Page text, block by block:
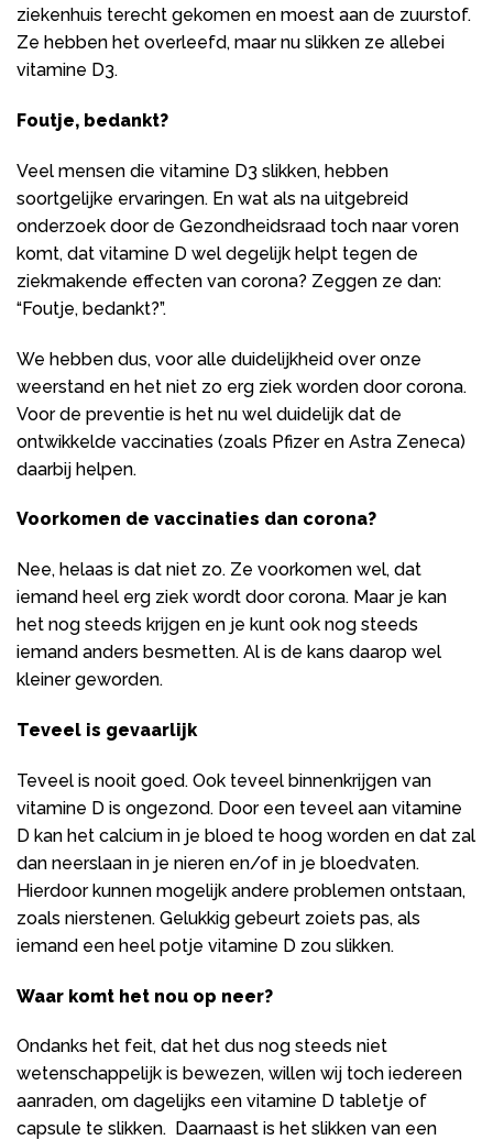
ziekenhuis terecht gekomen en moest aan de zuurstof.
Ze hebben het overleefd, maar nu slikken ze allebei
vitamine D3.
Foutje, bedankt?
Veel mensen die vitamine D3 slikken, hebben
soortgelijke ervaringen. En wat als na uitgebreid
onderzoek door de Gezondheidsraad toch naar voren
komt, dat vitamine D wel degelijk helpt tegen de
ziekmakende effecten van corona? Zeggen ze dan:
“Foutje, bedankt?”.
We hebben dus, voor alle duidelijkheid over onze
weerstand en het niet zo erg ziek worden door corona.
Voor de preventie is het nu wel duidelijk dat de
ontwikkelde vaccinaties (zoals Pfizer en Astra Zeneca)
daarbij helpen.
Voorkomen de vaccinaties dan corona?
Nee, helaas is dat niet zo. Ze voorkomen wel, dat
iemand heel erg ziek wordt door corona. Maar je kan
het nog steeds krijgen en je kunt ook nog steeds
iemand anders besmetten. Al is de kans daarop wel
kleiner geworden.
Teveel is gevaarlijk
Teveel is nooit goed. Ook teveel binnenkrijgen van
vitamine D is ongezond. Door een teveel aan vitamine
D kan het calcium in je bloed te hoog worden en dat zal
dan neerslaan in je nieren en/of in je bloedvaten.
Hierdoor kunnen mogelijk andere problemen ontstaan,
zoals nierstenen. Gelukkig gebeurt zoiets pas, als
iemand een heel potje vitamine D zou slikken.
Waar komt het nou op neer?
Ondanks het feit, dat het dus nog steeds niet
wetenschappelijk is bewezen, willen wij toch iedereen
aanraden, om dagelijks een vitamine D tabletje of
capsule te slikken. Daarnaast is het slikken van een